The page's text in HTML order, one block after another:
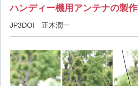
ハンディー機用アンテナの製作
JP3DOI 正木潤一